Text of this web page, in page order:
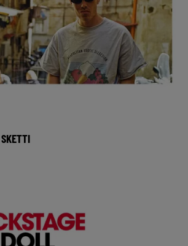
les plus grands, de Hugel à Meduza
Mercier, le DJ Luc